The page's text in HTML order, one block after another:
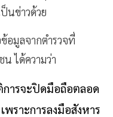
นข่าวด้วย
อมูลจากตำรวจที่
ได้ความว่า
ารจะปิดมือถือตลอด
ราะการลงมือสังหาร